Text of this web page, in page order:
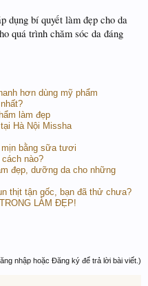
dụng bí quyết làm đẹp cho da
quá trình chăm sóc da đáng
hơn dùng mỹ phẩm
làm đẹp
Hà Nội Missha
bằng sữa tươi
nào?
đẹp, dưỡng da cho những
thịt tận gốc, bạn đã thử chưa?
LÀM ĐẸP!
nhập hoặc Đăng ký để trả lời bài viết.)